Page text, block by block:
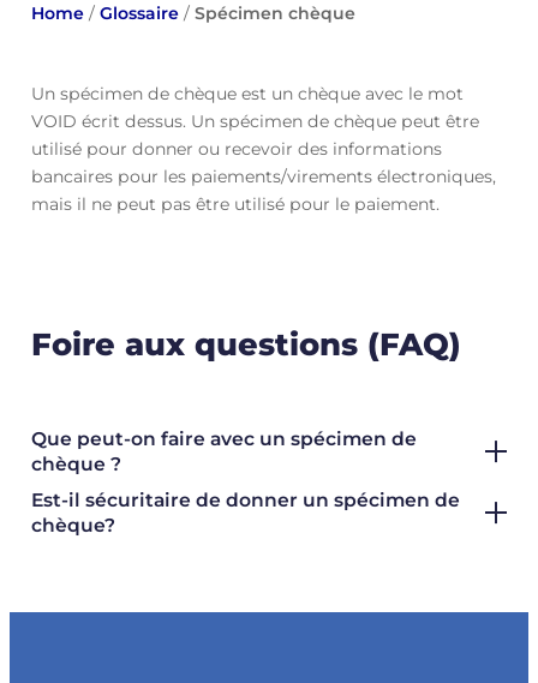
Home/ Glossaire/ Spécimen chèque
Un spécimen de chèque est un chèque avec le mot
VOID écrit dessus. Un spécimen de chèque peut être
utilisé pour donner ou recevoir des informations
bancaires pour les paiements/virements électroniques,
mais il ne peut pas être utilisé pour le paiement.
Foire aux questions (FAQ)
Que peut-on faire avec un spécimen de
chèque ?
Est-il sécuritaire de donner un spécimen de
chèque?